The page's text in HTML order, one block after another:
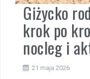
Giżycko
krok po
nocleg i
21 maja 2026